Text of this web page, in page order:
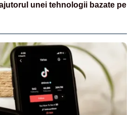
unei tehnologii bazate pe